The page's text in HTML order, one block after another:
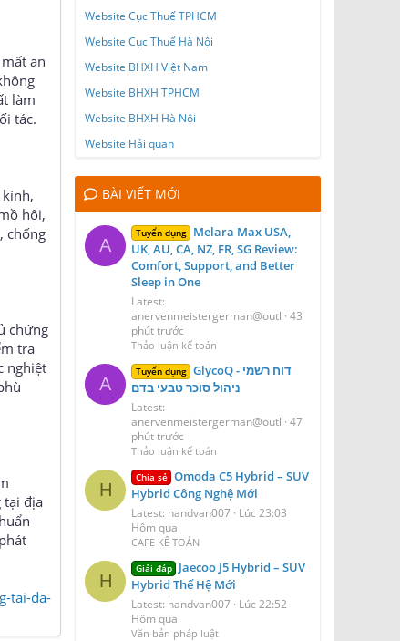
an
làm
tác.
hôi,
chống
chứng
tra
nghiệt
tại địa
tai-da-
Website Cục Thuế TPHCM
Website Cục Thuế Hà Nội
Website BHXH Việt Nam
Website BHXH TPHCM
Website BHXH Hà Nội
Website Hải quan
BÀI VIẾT MỚI
A
Tuyển dụng Melara Max USA,
UK, AU, CA, NZ, FR, SG Review:
Comfort, Support, and Better
Sleep in One
Latest:
anervenmeistergerman@outl 43
phút trước
Thảo luận kế toán
A
Tuyển dụng GlycoQ דוח רשמי -
ניהול סוכר טבעי בדם
Latest:
anervenmeistergerman@outl 47
phút trước
Thảo luận kế toán
H
Chia sẻ Omoda C5 Hybrid – SUV
Hybrid Công Nghệ Mới
Latest: handvan007 Lúc 23:03
Hôm qua
CAFE KẾ TOÁN
H
Giải đáp Jaecoo J5 Hybrid – SUV
Hybrid Thế Hệ Mới
Latest: handvan007 Lúc 22:52
Hôm qua
Văn bản pháp luật